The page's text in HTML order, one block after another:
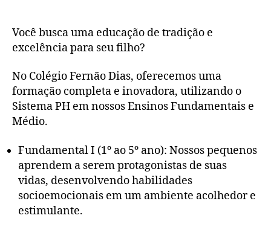
Você busca uma educação de tradição e
excelência para seu filho?
No Colégio Fernão Dias, oferecemos uma
formação completa e inovadora, utilizando o
Sistema PH em nossos Ensinos Fundamentais e
Médio.
Fundamental I (1º ao 5º ano): Nossos pequenos
aprendem a serem protagonistas de suas
vidas, desenvolvendo habilidades
socioemocionais em um ambiente acolhedor e
estimulante.